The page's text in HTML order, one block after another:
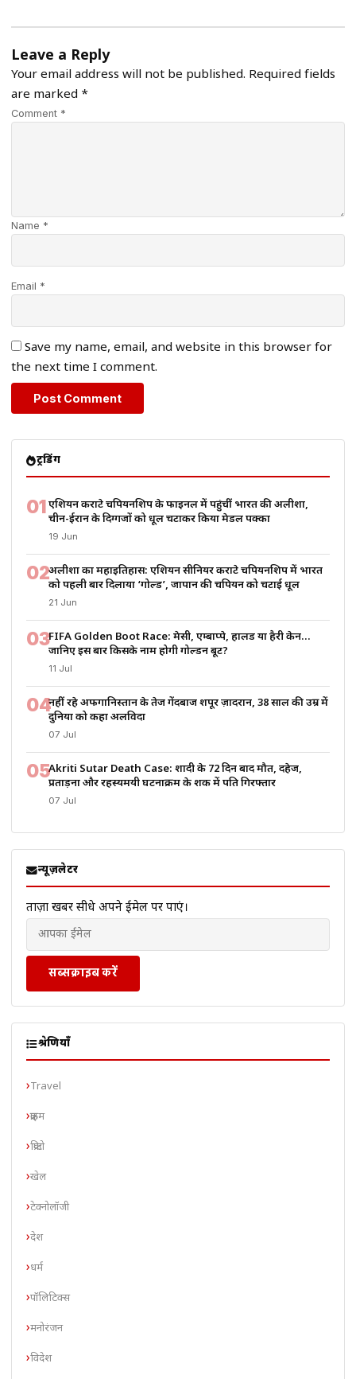
Leave a Reply
Your email address will not be published. Required fields
are marked *
Comment *
Name *
Email *
Save my name, email, and website in this browser for
the next time I comment.
ट्रेंडिंग
01एशियन कराटे चैंपियनशिप के फाइनल में पहुंचीं भारत की अलीशा,
चीन-ईरान के दिग्गजों को धूल चटाकर किया मेडल पक्का
19 Jun
02अलीशा का महाइतिहास: एशियन सीनियर कराटे चैंपियनशिप में भारत
को पहली बार दिलाया ‘गोल्ड’, जापान की चैंपियन को चटाई धूल
21 Jun
03FIFA Golden Boot Race: मेसी, एम्बाप्पे, हालैंड या हैरी केन…
जानिए इस बार किसके नाम होगी गोल्डन बूट?
11 Jul
04नहीं रहे अफगानिस्तान के तेज गेंदबाज शपूर ज़ादरान, 38 साल की उम्र में
दुनिया को कहा अलविदा
07 Jul
05Akriti Sutar Death Case: शादी के 72 दिन बाद मौत, दहेज,
प्रताड़ना और रहस्यमयी घटनाक्रम के शक में पति गिरफ्तार
07 Jul
न्यूज़लेटर
ताज़ा खबरें सीधे अपने ईमेल पर पाएं।
सब्सक्राइब करें
श्रेणियाँ
Travel
क्राइम
क्रिप्टो
खेल
टेक्नोलॉजी
देश
धर्म
पॉलिटिक्स
मनोरंजन
विदेश